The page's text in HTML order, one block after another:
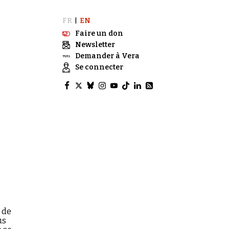
FR
EN
Faire un don
Newsletter
Demander à Vera
Se connecter